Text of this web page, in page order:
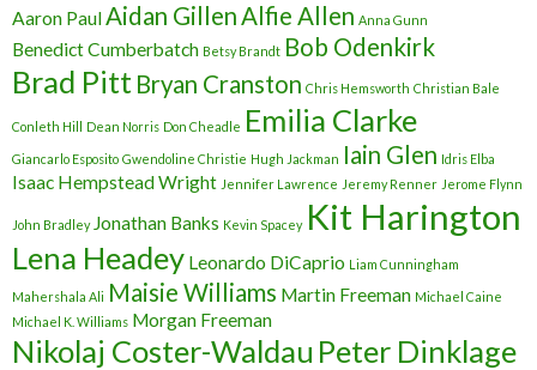
Aaron PaulAidan GillenAlfie Allen Anna Gunn
Benedict Cumberbatch Betsy Brandt Bob Odenkirk
Brad Pitt Bryan Cranston Chris Hemsworth Christian Bale
Conleth Hill Dean Norris Don Cheadle Emilia Clarke
Giancarlo Esposito Gwendoline Christie Hugh Jackman Iain Glen Idris Elba
Isaac Hempstead Wright Jennifer Lawrence Jeremy Renner Jerome Flynn
John Bradley Jonathan Banks Kevin Spacey Kit Harington
Lena Headey Leonardo DiCaprio Liam Cunningham
Mahershala Ali Maisie Williams Martin Freeman Michael Caine
Michael K. Williams Morgan Freeman
Nikolaj Coster-Waldau Peter Dinklage